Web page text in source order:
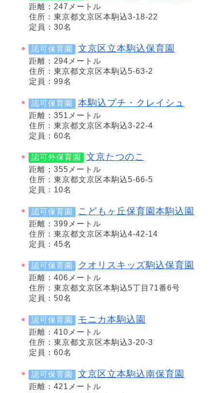
距離：247メートル
住所：東京都文京区本駒込3-18-22
定員：30名
認可保育園 文京区立本駒込保育園
距離：294メートル
住所：東京都文京区本駒込5-63-2
定員：99名
認可保育園 本駒込プチ・クレイシュ
距離：351メートル
住所：東京都文京区本駒込3-22-4
定員：60名
認可外保育園 文京たつのこ
距離：355メートル
住所：東京都文京区本駒込5-66-5
定員：10名
認可保育園 こどもヶ丘保育園本駒込園
距離：399メートル
住所：東京都文京区本駒込4-42-14
定員：45名
認可保育園 クオリスキッズ駒込保育園
距離：406メートル
住所：東京都文京区本駒込5丁目71番6号
定員：50名
認可保育園 モニカ本駒込園
距離：410メートル
住所：東京都文京区本駒込3-20-3
定員：60名
認可保育園 文京区立本駒込南保育園
距離：421メートル